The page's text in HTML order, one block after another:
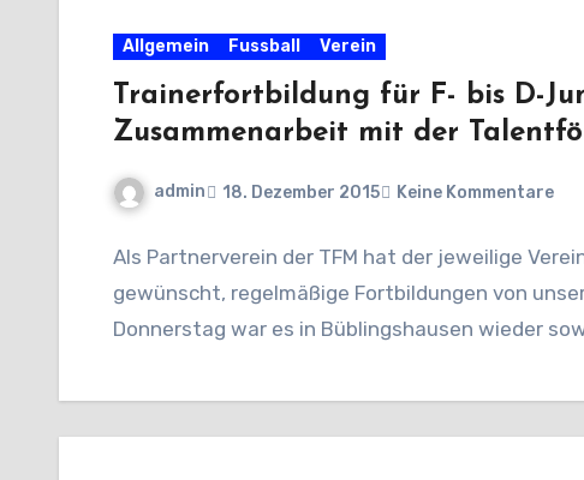
Allgemein Fussball Verein
Trainerfortbildung für F- bis D-
Zusammenarbeit mit der
admin 18. Dezember 2015 Keine Kommentare
Als Partnerverein der TFM hat der jeweilige
gewünscht, regelmäßige Fortbildungen von
Donnerstag war es in Büblingshausen wieder